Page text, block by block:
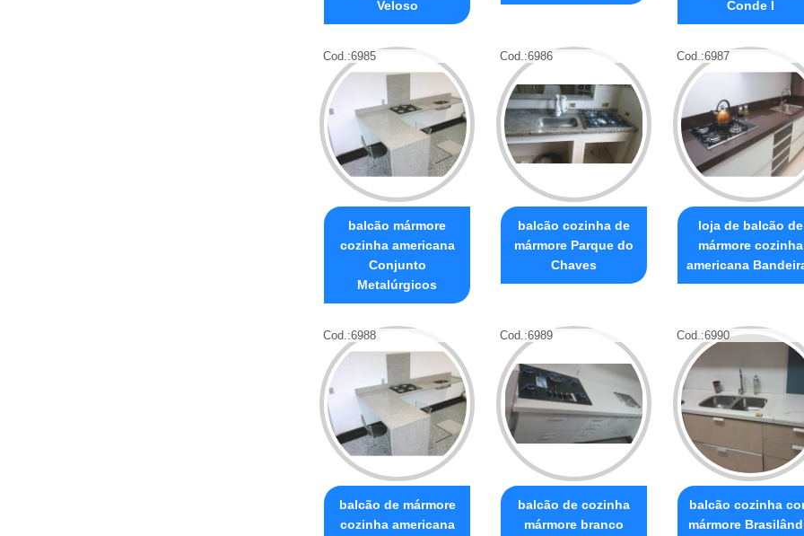
Veloso
Conde I
Cod.:6985
balcão mármore
cozinha americana
Conjunto
Metalúrgicos
Cod.:6986
balcão cozinha de
mármore Parque do
Chaves
Cod.:6987
loja de balcão de
mármore cozinha
americana
Cod.:6988
balcão de mármore
cozinha americana
Cod.:6989
balcão de cozinha
mármore branco
Cod.:6990
balcão cozinha
mármore